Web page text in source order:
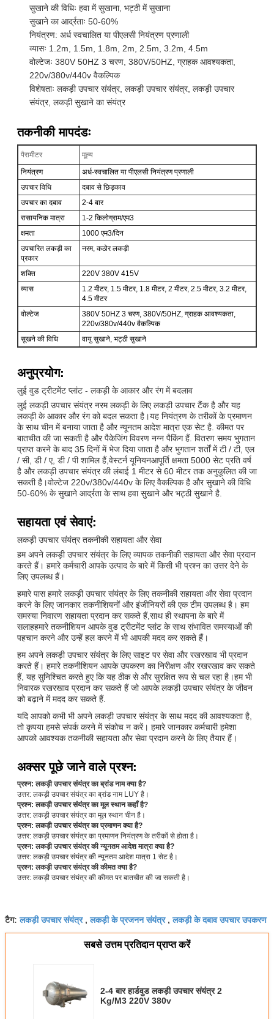
सुखाने की विधिः हवा में सुखाना, भट्ठी में सुखाना
सुखाने का आर्द्रताः 50-60%
नियंत्रण: अर्ध स्वचालित या पीएलसी नियंत्रण प्रणाली
व्यासः 1.2m, 1.5m, 1.8m, 2m, 2.5m, 3.2m, 4.5m
वोल्टेजः 380V 50HZ 3 चरण, 380V/50HZ, ग्राहक आवश्यकता,
220v/380v/440v वैकल्पिक
विशेषताः लकड़ी उपचार संयंत्र, लकड़ी उपचार संयंत्र, लकड़ी उपचार
संयंत्र, लकड़ी सुखाने का संयंत्र
तकनीकी मापदंडः
पैरामीटर
मूल्य
नियंत्रण
अर्ध-स्वचालित या पीएलसी नियंत्रण प्रणाली
उपचार विधि
दबाव से छिड़काव
उपचार का दबाव
2-4 बार
रासायनिक मात्रा
1-2 किलोग्राम/एम3
क्षमता
1000 एम3/दिन
उपचारित लकड़ी का
प्रकार
नरम, कठोर लकड़ी
शक्ति
220V 380V 415V
व्यास
1.2 मीटर, 1.5 मीटर, 1.8 मीटर, 2 मीटर, 2.5 मीटर, 3.2 मीटर,
4.5 मीटर
वोल्टेज
380V 50HZ 3 चरण, 380V/50HZ, ग्राहक आवश्यकता,
220v/380v/440v वैकल्पिक
सूखने की विधि
वायु सुखाने, भट्ठी सुखाने
अनुप्रयोग:
लुई वुड ट्रीटमेंट प्लांट - लकड़ी के आकार और रंग में बदलाव
लुई लकड़ी उपचार संयंत्र नरम लकड़ी के लिए लकड़ी उपचार टैंक है और यह
लकड़ी के आकार और रंग को बदल सकता है।यह नियंत्रण के तरीकों के प्रमाणन
के साथ चीन में बनाया जाता है और न्यूनतम आदेश मात्रा एक सेट है. कीमत पर
बातचीत की जा सकती है और पैकेजिंग विवरण नग्न पैकिंग हैं. वितरण समय भुगतान
प्राप्त करने के बाद 35 दिनों में भेज दिया जाता है और भुगतान शर्तों में टी / टी, एल
/ सी, डी / ए, डी / पी शामिल हैं,वेस्टर्न यूनियनआपूर्ति क्षमता 5000 सेट प्रति वर्ष
है और लकड़ी उपचार संयंत्र की लंबाई 1 मीटर से 60 मीटर तक अनुकूलित की जा
सकती है।वोल्टेज 220v/380v/440v के लिए वैकल्पिक है और सुखाने की विधि
50-60% के सुखाने आर्द्रता के साथ हवा सुखाने और भट्ठी सुखाने है.
सहायता एवं सेवाएं:
लकड़ी उपचार संयंत्र तकनीकी सहायता और सेवा
हम अपने लकड़ी उपचार संयंत्र के लिए व्यापक तकनीकी सहायता और सेवा प्रदान
करते हैं। हमारे कर्मचारी आपके उत्पाद के बारे में किसी भी प्रश्न का उत्तर देने के
लिए उपलब्ध हैं।
हमारे पास हमारे लकड़ी उपचार संयंत्र के लिए तकनीकी सहायता और सेवा प्रदान
करने के लिए जानकार तकनीशियनों और इंजीनियरों की एक टीम उपलब्ध है। हम
समस्या निवारण सहायता प्रदान कर सकते हैं,साथ ही स्थापना के बारे में
सलाहहमारे तकनीशियन आपके वुड ट्रीटमेंट प्लांट के साथ संभावित समस्याओं की
पहचान करने और उन्हें हल करने में भी आपकी मदद कर सकते हैं।
हम अपने लकड़ी उपचार संयंत्र के लिए साइट पर सेवा और रखरखाव भी प्रदान
करते हैं। हमारे तकनीशियन आपके उपकरण का निरीक्षण और रखरखाव कर सकते
हैं, यह सुनिश्चित करते हुए कि यह ठीक से और सुरक्षित रूप से चल रहा है।हम भी
निवारक रखरखाव प्रदान कर सकते हैं जो आपके लकड़ी उपचार संयंत्र के जीवन
को बढ़ाने में मदद कर सकते हैं.
यदि आपको कभी भी अपने लकड़ी उपचार संयंत्र के साथ मदद की आवश्यकता है,
तो कृपया हमसे संपर्क करने में संकोच न करें। हमारे जानकार कर्मचारी हमेशा
आपको आवश्यक तकनीकी सहायता और सेवा प्रदान करने के लिए तैयार हैं।
अक्सर पूछे जाने वाले प्रश्न:
प्रश्न: लकड़ी उपचार संयंत्र का ब्रांड नाम क्या है?
उत्तर: लकड़ी उपचार संयंत्र का ब्रांड नाम LUY है।
प्रश्न: लकड़ी उपचार संयंत्र का मूल स्थान कहाँ है?
उत्तर: लकड़ी उपचार संयंत्र का मूल स्थान चीन है।
प्रश्न: लकड़ी उपचार संयंत्र का प्रमाणन क्या है?
उत्तर: लकड़ी उपचार संयंत्र का प्रमाणन नियंत्रण के तरीकों से होता है।
प्रश्न: लकड़ी उपचार संयंत्र की न्यूनतम आदेश मात्रा क्या है?
उत्तर: लकड़ी उपचार संयंत्र की न्यूनतम आदेश मात्रा 1 सेट है।
प्रश्न: लकड़ी उपचार संयंत्र की कीमत क्या है?
उत्तर: लकड़ी उपचार संयंत्र की कीमत पर बातचीत की जा सकती है।
टैग:लकड़ी उपचार संयंत्र,लकड़ी के प्रजनन संयंत्र,लकड़ी के दबाव उपचार उपकरण
सबसे उत्तम प्रतिदान प्राप्त करें
2-4 बार हार्डवुड लकड़ी उपचार संयंत्र 2
Kg/M3 220V 380v